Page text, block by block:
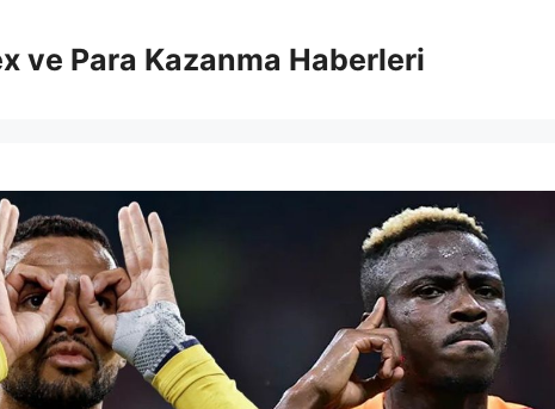
ve Para Kazanma Haberleri